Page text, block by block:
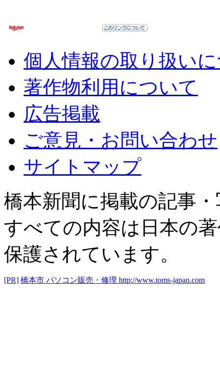
個人情報の取り扱い
著作物利用について
広告掲載
ご意見・お問い合わせ
サイトマップ
橋本新聞に掲載の記事
すべての内容は日本の
保護されています。
[PR] 橋本市 パソコン販売・修理 http://www.toms-japan.com